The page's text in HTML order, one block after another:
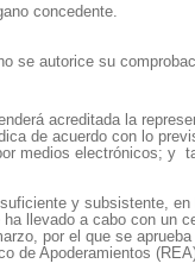
concedente.
se autorice su
acreditada la
de acuerdo con lo
medios electrónicos; y
y subsistente, en
llevado a cabo con un
por el que se aprueba
de Apoderamientos